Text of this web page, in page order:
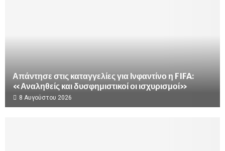
Απάντησε στις καταγγελίες για Ινφαντίνο η FIFA:
«Αναληθείς και δυσφημιστικοί οι ισχυρισμοί»
8 Αυγούστου 2026